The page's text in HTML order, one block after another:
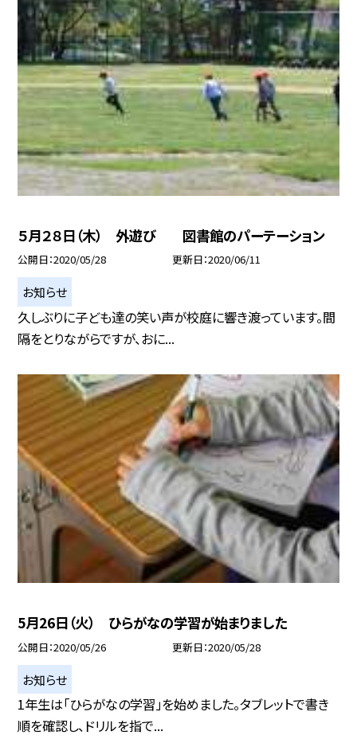
５月２８日（木） 外遊び 図書館のパーテーション
公開日 2020/05/28 更新日 2020/06/11
お知らせ
久しぶりに子ども達の笑い声が校庭に響き渡っています。間
隔をとりながらですが、おに...
5月26日（火） ひらがなの学習が始まりました
公開日 2020/05/26 更新日 2020/05/28
お知らせ
1年生は「ひらがなの学習」を始めました。タブレットで書き
順を確認し、ドリルを指で...